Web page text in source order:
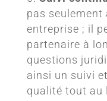
pas seulement
entreprise ; il
partenaire à
questions
ainsi un suivi
qualité tout au